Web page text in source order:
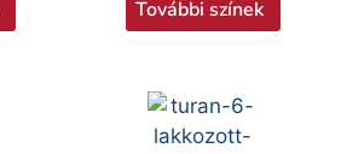
További színek